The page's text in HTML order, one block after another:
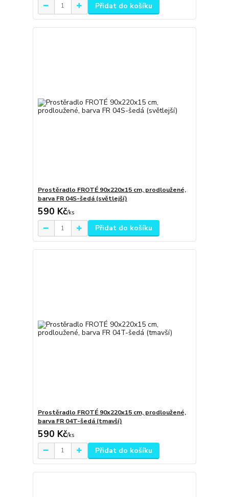
Přidat do košíku
Prostěradlo FROTÉ 90x220x15 cm, prodloužené,
barva FR 04S-šedá (světlejší)
590 Kč/ks
Přidat do košíku
Prostěradlo FROTÉ 90x220x15 cm, prodloužené,
barva FR 04T-šedá (tmavší)
590 Kč/ks
Přidat do košíku